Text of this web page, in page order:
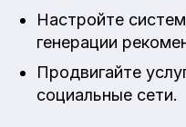
Настройте
генерации
Продвигайте
социальные сети.